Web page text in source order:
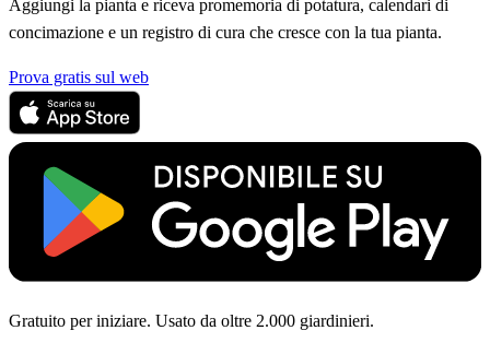
Aggiungi la pianta e riceva promemoria di potatura, calendari di
concimazione e un registro di cura che cresce con la tua pianta.
Prova gratis sul web
Gratuito per iniziare. Usato da oltre 2.000 giardinieri.